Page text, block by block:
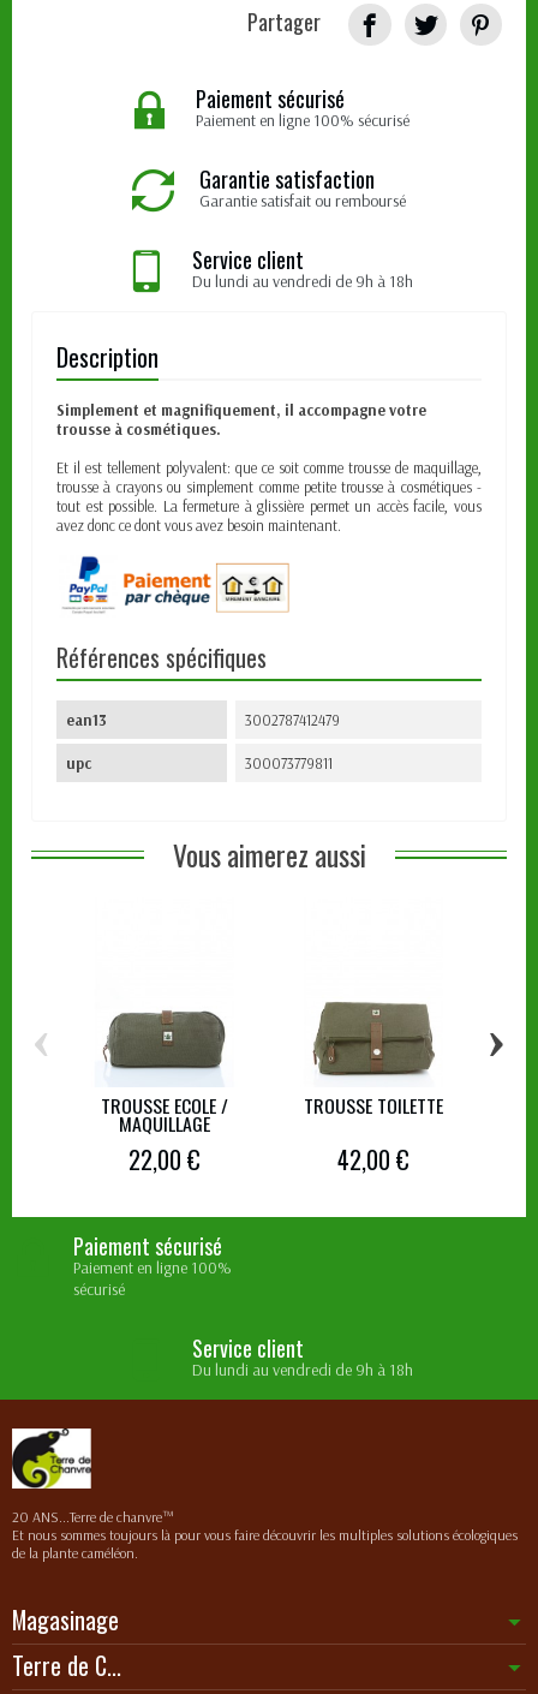
Partager
Paiement sécurisé
Paiement en ligne 100% sécurisé
Garantie satisfaction
Garantie satisfait ou remboursé
Service client
Du lundi au vendredi de 9h à 18h
Description
Simplement et magnifiquement, il accompagne votre
trousse à cosmétiques.
Et il est tellement polyvalent: que ce soit comme trousse de maquillage,
trousse à crayons ou simplement comme petite trousse à cosmétiques -
tout est possible. La fermeture à glissière permet un accès facile, vous
avez donc ce dont vous avez besoin maintenant.
Références spécifiques
ean13 3002787412479
upc 300073779811
Vous aimerez aussi
TROUSSE ECOLE /
MAQUILLAGE
22,00 €
TROUSSE TOILETTE
42,00 €
‹ ›
Paiement sécurisé
Paiement en ligne 100%
sécurisé
Service client
Du lundi au vendredi de 9h à 18h
20 ANS...Terre de chanvre™
Et nous sommes toujours là pour vous faire découvrir les multiples solutions écologiques
de la plante caméléon.
Magasinage
Terre de C...